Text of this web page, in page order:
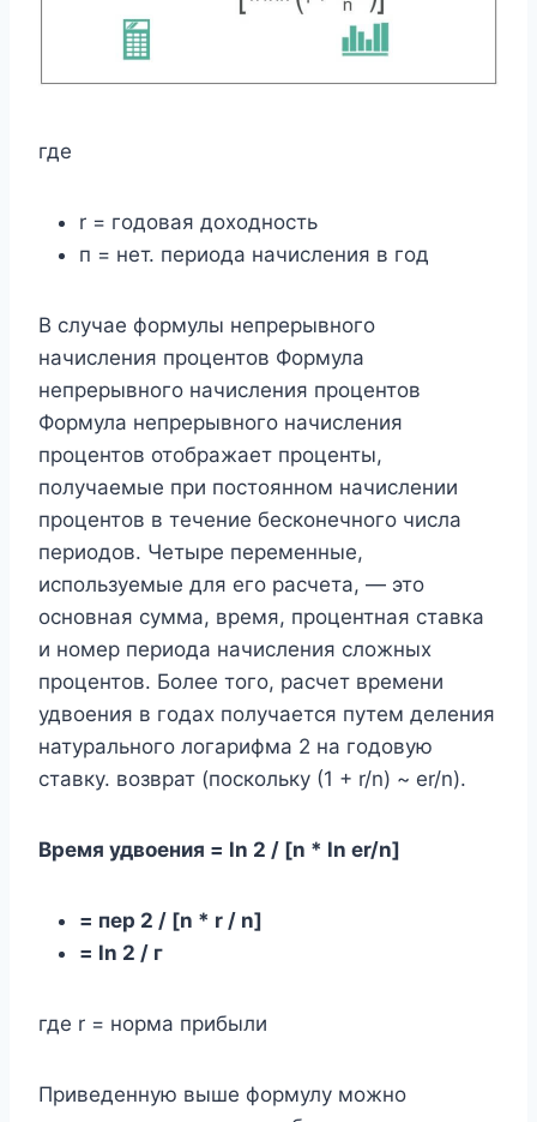
где
r = годовая доходность
п = нет. периода начисления в год
В случае формулы непрерывного
начисления процентов Формула
непрерывного начисления процентов
Формула непрерывного начисления
процентов отображает проценты,
получаемые при постоянном начислении
процентов в течение бесконечного числа
периодов. Четыре переменные,
используемые для его расчета, — это
основная сумма, время, процентная ставка
и номер периода начисления сложных
процентов. Более того, расчет времени
удвоения в годах получается путем деления
натурального логарифма 2 на годовую
ставку. возврат (поскольку (1 + r/n) ~ er/n).
Время удвоения = ln 2 / [n * ln er/n]
= пер 2 / [n * r / n]
= ln 2 / г
где r = норма прибыли
Приведенную выше формулу можно